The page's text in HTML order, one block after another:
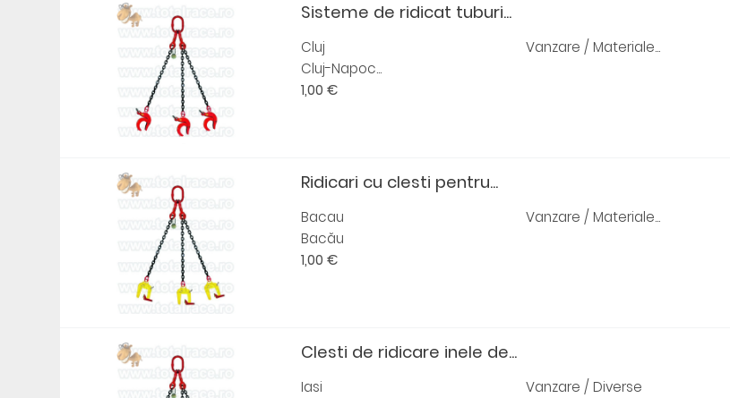
Sisteme de ridicat tuburi...
Cluj
Cluj-Napoc...
1,00 €
Vanzare / Materiale...
Ridicari cu clesti pentru...
Bacau
Bacău
1,00 €
Vanzare / Materiale...
Clesti de ridicare inele de...
Iasi
Vanzare / Diverse